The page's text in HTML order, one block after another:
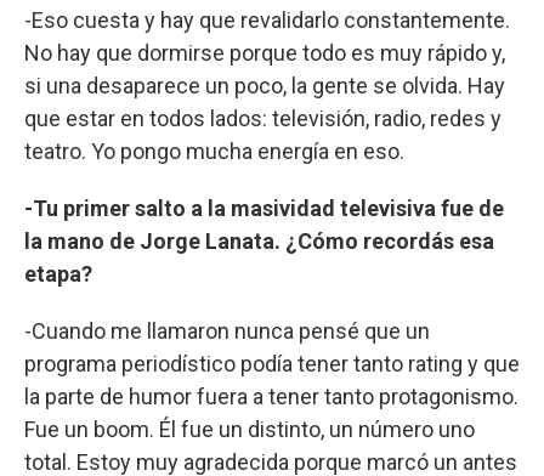
-Eso cuesta y hay que revalidarlo constantemente.
No hay que dormirse porque todo es muy rápido y,
si una desaparece un poco, la gente se olvida. Hay
que estar en todos lados: televisión, radio, redes y
teatro. Yo pongo mucha energía en eso.
-Tu primer salto a la masividad televisiva fue de
la mano de Jorge Lanata. ¿Cómo recordás esa
etapa?
-Cuando me llamaron nunca pensé que un
programa periodístico podía tener tanto rating y que
la parte de humor fuera a tener tanto protagonismo.
Fue un boom. Él fue un distinto, un número uno
total. Estoy muy agradecida porque marcó un antes